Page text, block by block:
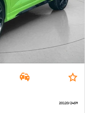
20120/2459